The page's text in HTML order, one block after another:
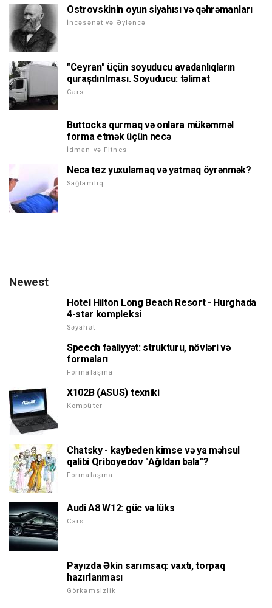
Ostrovskinin oyun siyahısı və qəhrəmanları
İncəsənət və Əyləncə
"Ceyran" üçün soyuducu avadanlıqların
quraşdırılması. Soyuducu: təlimat
Cars
Buttocks qurmaq və onlara mükəmməl
forma etmək üçün necə
İdman və Fitnes
Necə tez yuxulamaq və yatmaq öyrənmək?
Sağlamlıq
Newest
Hotel Hilton Long Beach Resort - Hurghada
4-star kompleksi
Səyahət
Speech fəaliyyət: strukturu, növləri və
formaları
Formalaşma
X102B (ASUS) texniki
Kompüter
Chatsky - kaybeden kimse və ya məhsul
qalibi Qriboyedov "Ağıldan bəla"?
Formalaşma
Audi A8 W12: güc və lüks
Cars
Payızda Əkin sarımsaq: vaxtı, torpaq
hazırlanması
Görkəmsizlik